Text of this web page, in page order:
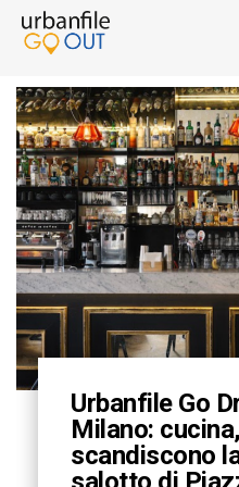
Vai
Urbanfile Go
Milano:
scandiscono